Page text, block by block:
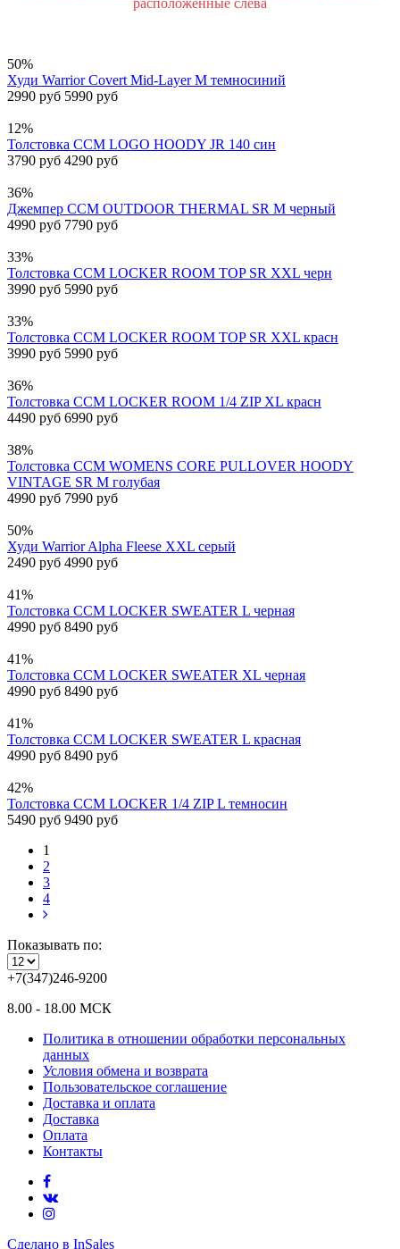
50%
Худи Warrior Covert Mid-Layer M темносиний
2990 руб 5990 руб
12%
Толстовка CCM LOGO HOODY JR 140 син
3790 руб 4290 руб
36%
Джемпер CCM OUTDOOR THERMAL SR M черный
4990 руб 7790 руб
33%
Толстовка CCM LOCKER ROOM TOP SR XXL черн
3990 руб 5990 руб
33%
Толстовка CCM LOCKER ROOM TOP SR XXL красн
3990 руб 5990 руб
36%
Толстовка CCM LOCKER ROOM 1/4 ZIP XL красн
4490 руб 6990 руб
38%
Толстовка CCM WOMENS CORE PULLOVER HOODY
VINTAGE SR M голубая
4990 руб 7990 руб
50%
Худи Warrior Alpha Fleese XXL серый
2490 руб 4990 руб
41%
Толстовка CCM LOCKER SWEATER L черная
4990 руб 8490 руб
41%
Толстовка CCM LOCKER SWEATER XL черная
4990 руб 8490 руб
41%
Толстовка CCM LOCKER SWEATER L красная
4990 руб 8490 руб
42%
Толстовка CCM LOCKER 1/4 ZIP L темносин
5490 руб 9490 руб
1
2
3
4
Показывать по:
+7(347)246-9200
8.00 - 18.00 МСК
Политика в отношении обработки персональных
данных
Условия обмена и возврата
Пользовательское соглашение
Доставка и оплата
Доставка
Оплата
Контакты
Сделано в InSales